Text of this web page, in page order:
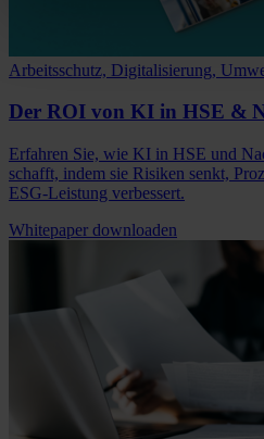
Arbeitsschutz, Digitalisierung,
Der ROI von KI in HSE &
Erfahren Sie, wie KI in HSE und
schafft, indem sie Risiken senkt,
ESG-Leistung verbessert.
Whitepaper downloaden